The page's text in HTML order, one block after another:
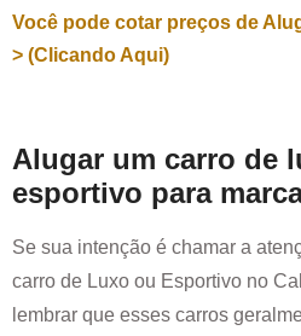
Você pode cotar preços de
> (Clicando Aqui)
Alugar um carro de
esportivo para
Se sua intenção é chamar a
carro de Luxo ou Esportivo no
lembrar que esses carros